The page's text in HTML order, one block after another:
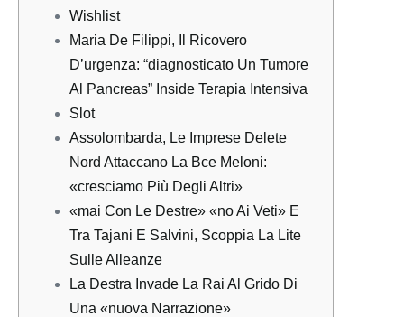
Wishlist
Maria De Filippi, Il Ricovero
D’urgenza: “diagnosticato Un Tumore
Al Pancreas” Inside Terapia Intensiva
Slot
Assolombarda, Le Imprese Delete
Nord Attaccano La Bce Meloni:
«cresciamo Più Degli Altri»
«mai Con Le Destre» «no Ai Veti» E
Tra Tajani E Salvini, Scoppia La Lite
Sulle Alleanze
La Destra Invade La Rai Al Grido Di
Una «nuova Narrazione»